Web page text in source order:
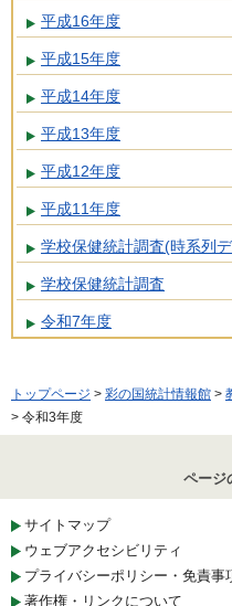
平成16年度
平成15年度
平成14年度
平成13年度
平成12年度
平成11年度
学校保健統計調査(時系列
学校保健統計調査
令和7年度
トップページ > 彩の国統計情報館 >
> 令和3年度
ページ
サイトマップ
ウェブアクセシビリティ
プライバシーポリシー・免責事
著作権・リンクについて